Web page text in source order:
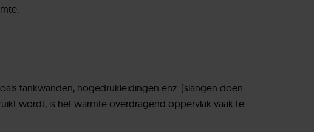
tankwanden, hogedrukleidingen enz. (slangen doen
wordt, is het warmte overdragend oppervlak vaak te